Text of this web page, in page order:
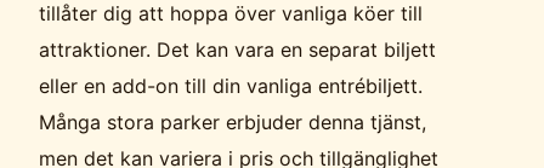
tillåter dig att hoppa över vanliga köer till
attraktioner. Det kan vara en separat biljett
eller en add-on till din vanliga entrébiljett.
Många stora parker erbjuder denna tjänst,
men det kan variera i pris och tillgänglighet